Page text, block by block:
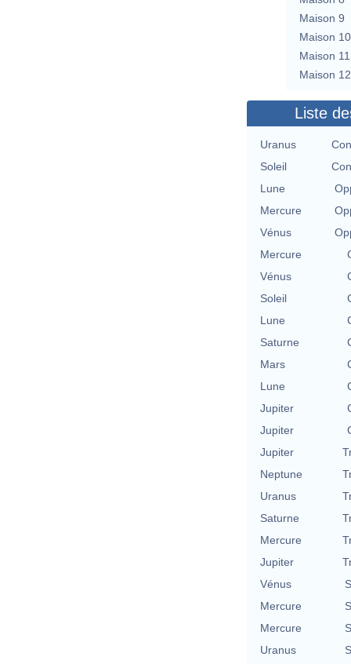
Maison 9
Maison 10
Maison 11
Maison 12
Liste
Uranus
Soleil
Lune
Mercure
Vénus
Mercure
Vénus
Soleil
Lune
Saturne
Mars
Lune
Jupiter
Jupiter
Jupiter
Neptune
Uranus
Saturne
Mercure
Jupiter
Vénus
Mercure
Mercure
Uranus